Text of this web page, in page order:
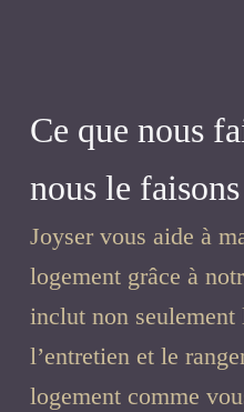
Ce que nous
nous le
Joyser vous aide à
logement grâce à
inclut non seulement
l’entretien et le
logement comme